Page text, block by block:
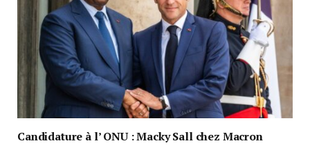
Candidature à l’ ONU : Macky Sall chez Macron